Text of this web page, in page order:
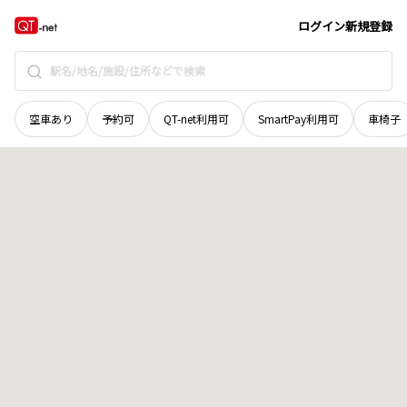
ログイン新規登録
空車あり 予約可 QT-net利用可 SmartPay利用可 車椅子
青森県